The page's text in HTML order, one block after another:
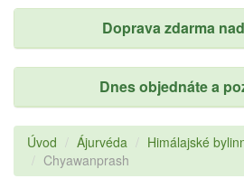
Doprava zdarma
Dnes objednáte a
Úvod Ájurvéda
Himálajské
Chyawanprash